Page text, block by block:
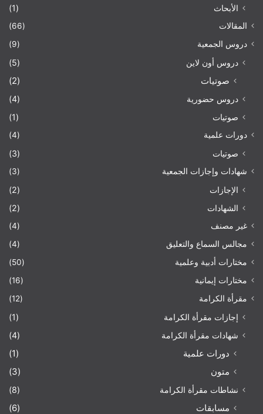
الأبحاث (1)
المقالات
(66)
دروس الجمعية
(9)
دروس أون لاين (5)
صوتيات (2)
دروس حضورية
(4)
صوتيات
(1)
دورات علمية (4)
صوتيات (3)
شهادات وإجازات الجمعية (3)
الإجازات
(2)
الشهادات
(2)
غير مصنف
(4)
مجالس السماع والتعليق
(4)
مختارات أدبية وعلمية
(50)
مختارات إيمانية
(16)
مقرأة الكرامة
(12)
إجازات مقرأة الكرامة
(1)
شهادات مقرأة الكرامة
(4)
دورات علمية
(1)
متون
(3)
نشاطات مقرأة الكرامة (8)
مسابقات (6)